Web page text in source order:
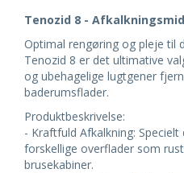
Tenozid 8 -
Optimal rengøring og pleje til
Tenozid 8 er det ultimative
og ubehagelige lugtgener
baderumsflader.
Produktbeskrivelse:
- Kraftfuld Afkalkning:
forskellige overflader som
brusekabiner.